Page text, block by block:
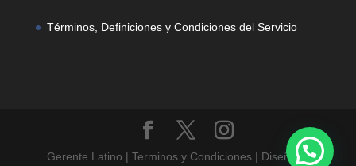
Términos, Definiciones y Condiciones del Servicio
Gerente Latino | Terminos y Condiciones | Diseñado